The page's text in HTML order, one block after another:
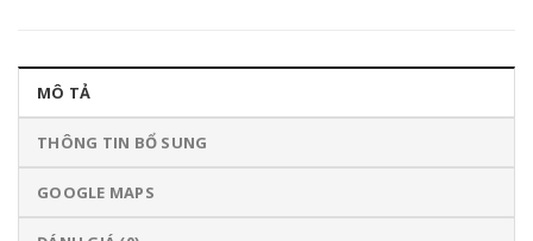
MÔ TẢ
THÔNG TIN BỔ SUNG
GOOGLE MAPS